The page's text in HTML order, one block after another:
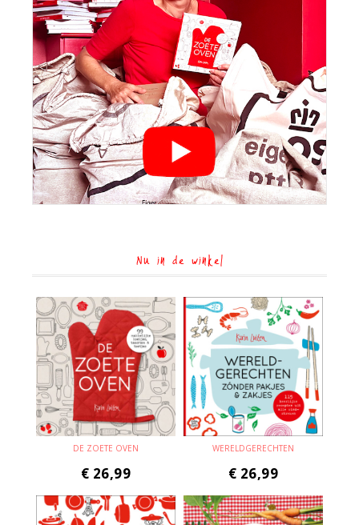
Nu in de winkel
DE ZOETE OVEN
€ 26,99
WERELDGERECHTEN
€ 26,99